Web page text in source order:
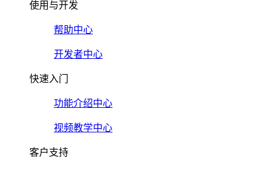
使用与开发
帮助中心
开发者中心
快速入门
功能介绍中心
视频教学中心
客户支持